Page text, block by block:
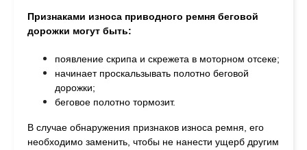
Признаками износа приводного ремня беговой
дорожки могут быть:
появление скрипа и скрежета в моторном отсеке;
начинает проскальзывать полотно беговой
дорожки;
беговое полотно тормозит.
В случае обнаружения признаков износа ремня, его
необходимо заменить, чтобы не нанести ущерб другим